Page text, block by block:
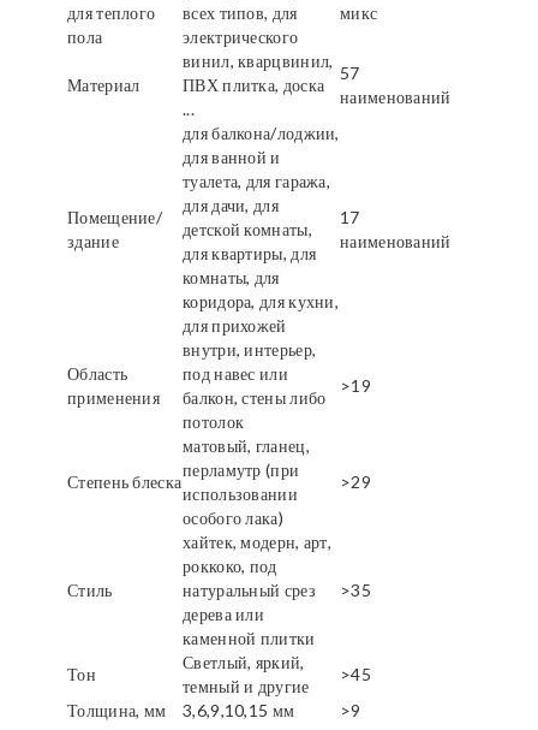
для теплого
пола
всех типов, для
электрического
микс
Материал
винил, кварцвинил,
ПВХ плитка, доска
...
57
наименований
Помещение/
здание
для балкона/лоджии,
для ванной и
туалета, для гаража,
для дачи, для
детской комнаты,
для квартиры, для
комнаты, для
коридора, для кухни,
для прихожей
17
наименований
Область
применения
внутри, интерьер,
под навес или
балкон, стены либо
потолок
>19
Степень блеска
матовый, гланец,
перламутр (при
использовании
особого лака)
>29
Стиль
хайтек, модерн, арт,
роккоко, под
натуральный срез
дерева или
каменной плитки
>35
Тон
Светлый, яркий,
темный и другие
>45
Толщина, мм
3,6,9,10,15 мм >9